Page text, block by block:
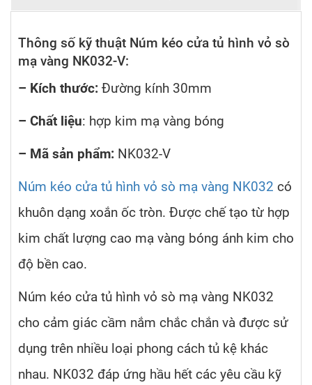
Thông số kỹ thuật Núm kéo cửa tủ hình vỏ sò
mạ vàng NK032-V:
– Kích thước: Đường kính 30mm
– Chất liệu: hợp kim mạ vàng bóng
– Mã sản phẩm: NK032-V
Núm kéo cửa tủ hình vỏ sò mạ vàng NK032 có
khuôn dạng xoắn ốc tròn. Được chế tạo từ hợp
kim chất lượng cao mạ vàng bóng ánh kim cho
độ bền cao.
Núm kéo cửa tủ hình vỏ sò mạ vàng NK032
cho cảm giác cầm nắm chắc chắn và được sử
dụng trên nhiều loại phong cách tủ kệ khác
nhau. NK032 đáp ứng hầu hết các yêu cầu kỹ